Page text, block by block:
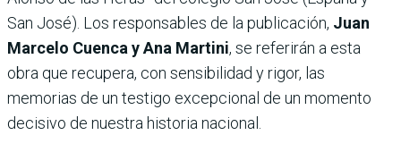
San José). Los responsables de la publicación, Juan
Marcelo Cuenca y Ana Martini, se referirán a esta
obra que recupera, con sensibilidad y rigor, las
memorias de un testigo excepcional de un momento
decisivo de nuestra historia nacional.